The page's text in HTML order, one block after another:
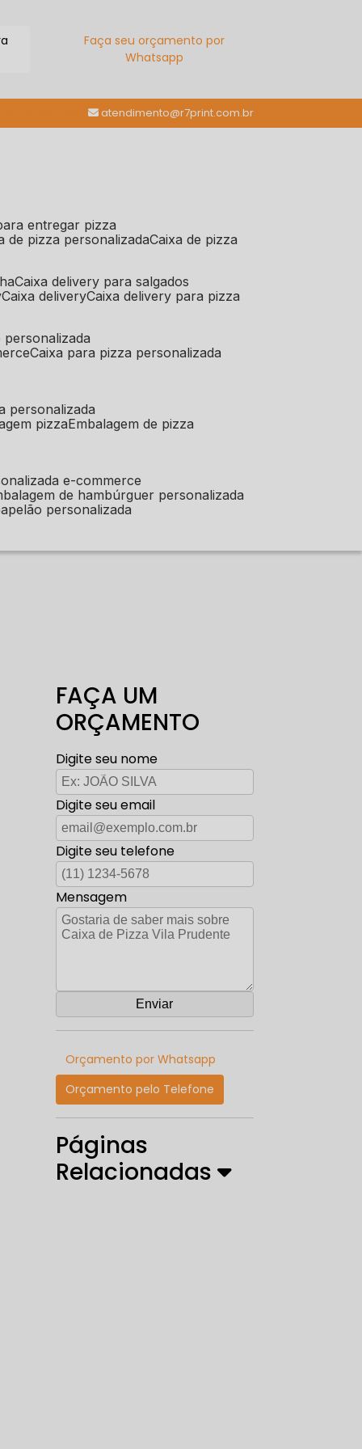
Faça seu orçamento por
Whatsapp
atendimento@r7print.com.br
entregar pizza
de pizza personalizada caixa de pizza
caixa delivery para salgados
caixa delivery caixa delivery para pizza
personalizada
caixa para pizza personalizada
personalizada
pizza embalagem de pizza
e-commerce
de hambúrguer personalizada
personalizada
FAÇA UM
ORÇAMENTO
Digite seu nome
Digite seu email
Digite seu telefone
Mensagem
Orçamento por Whatsapp
Orçamento pelo Telefone
Páginas
Relacionadas